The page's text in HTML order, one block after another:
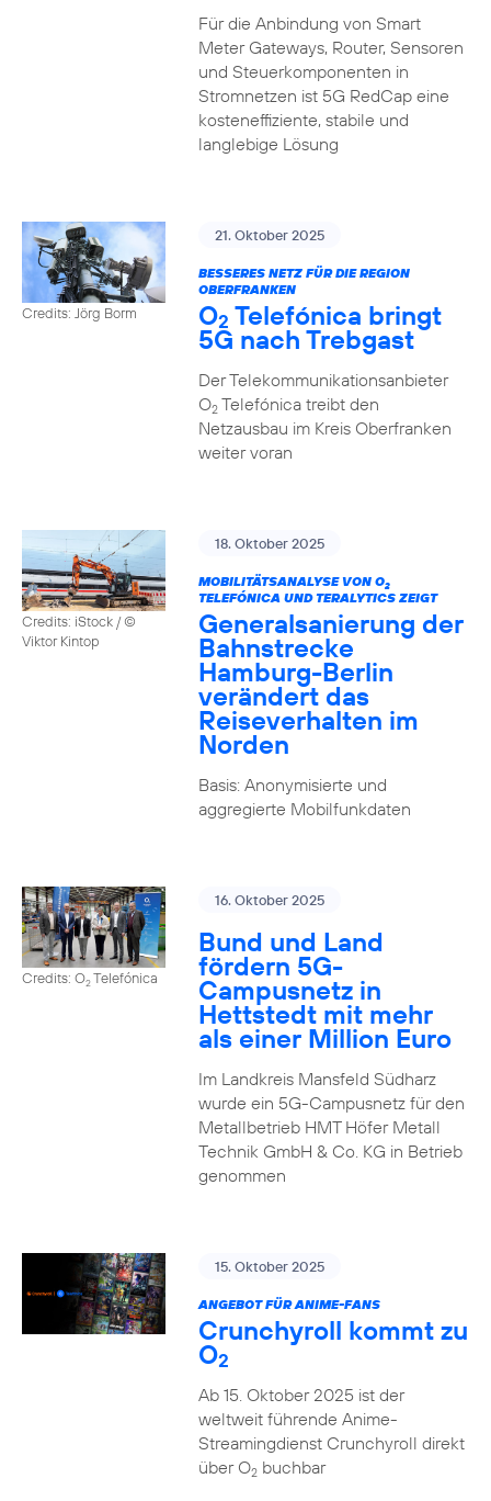
Für die Anbindung von Smart
Meter Gateways, Router, Sensoren
und Steuerkomponenten in
Stromnetzen ist 5G RedCap eine
kosteneffiziente, stabile und
langlebige Lösung
Credits: Jörg Borm
21. Oktober 2025
BESSERES NETZ FÜR DIE REGION
OBERFRANKEN
O2 Telefónica bringt
5G nach Trebgast
Der Telekommunikationsanbieter
O2Telefónica treibt den
Netzausbau im Kreis Oberfranken
weiter voran
Credits: iStock / ©
Viktor Kintop
18. Oktober 2025
MOBILITÄTSANALYSE VON O2
TELEFÓNICA UND TERALYTICS ZEIGT
Generalsanierung der
Bahnstrecke
Hamburg-Berlin
verändert das
Reiseverhalten im
Norden
Basis: Anonymisierte und
aggregierte Mobilfunkdaten
Credits: O2Telefónica
16. Oktober 2025
Bund und Land
fördern 5G-
Campusnetz in
Hettstedt mit mehr
als einer Million Euro
Im Landkreis Mansfeld Südharz
wurde ein 5G-Campusnetz für den
Metallbetrieb HMT Höfer Metall
Technik GmbH & Co. KG in Betrieb
genommen
15. Oktober 2025
ANGEBOT FÜR ANIME-FANS
Crunchyroll kommt zu
O2
Ab 15. Oktober 2025 ist der
weltweit führende Anime-
Streamingdienst Crunchyroll direkt
über O2buchbar